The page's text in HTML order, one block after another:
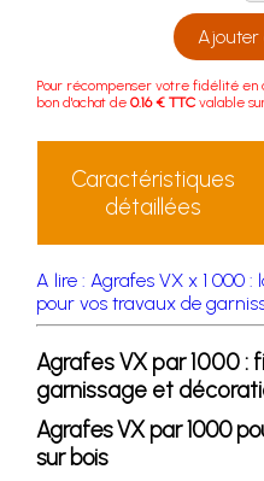
Ajouter
Pour récompenser votre fidélité en
bon d'achat de 0.16 € TTC valable
Caractéristiques
détaillées
A lire : Agrafes VX x 1 000
pour vos travaux de
Agrafes VX par 1000 :
garnissage et
Agrafes VX par 1000
sur bois